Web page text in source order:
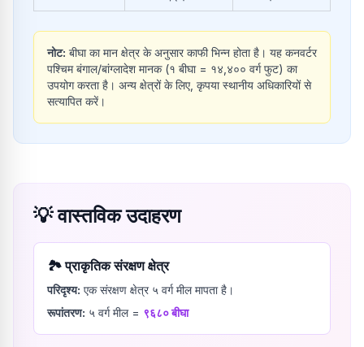
नोट: बीघा का मान क्षेत्र के अनुसार काफी भिन्न होता है। यह कनवर्टर
पश्चिम बंगाल/बांग्लादेश मानक (१ बीघा = १४,४०० वर्ग फुट) का
उपयोग करता है। अन्य क्षेत्रों के लिए, कृपया स्थानीय अधिकारियों से
सत्यापित करें।
💡वास्तविक उदाहरण
🏞️प्राकृतिक संरक्षण क्षेत्र
परिदृश्य: एक संरक्षण क्षेत्र ५ वर्ग मील मापता है।
रूपांतरण: ५ वर्ग मील= ९६८०बीघा